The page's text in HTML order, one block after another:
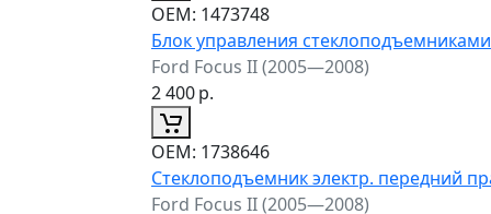
ОЕМ: 1473748
Блок управления стеклоподъемниками
Ford Focus II (2005—2008)
2 400р.
ОЕМ: 1738646
Стеклоподъемник электр. передний
Ford Focus II (2005—2008)